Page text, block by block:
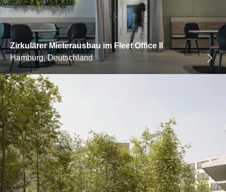
Zirkulärer Mieterausbau im Fleet Office II
Hamburg, Deutschland